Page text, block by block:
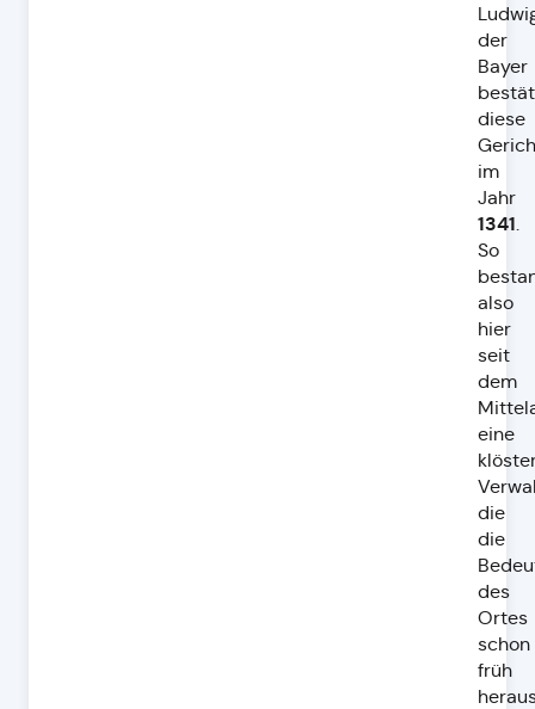
der
Bayer
diese
im
Jahr
1341
So
also
hier
seit
dem
eine
die
die
des
Ortes
schon
früh